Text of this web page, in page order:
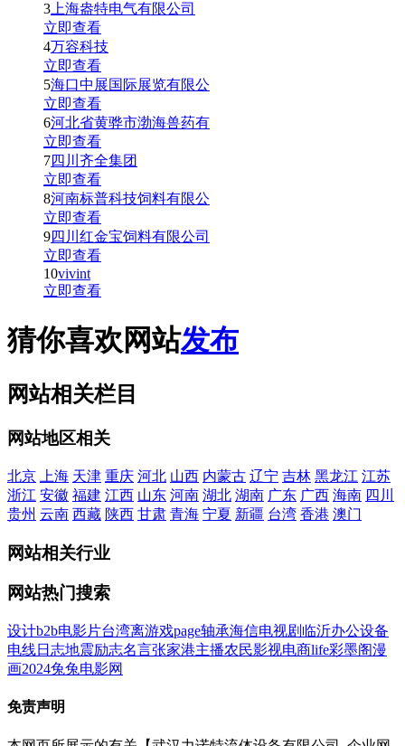
3 上海盎特电气有限公司
立即查看
4万容科技
立即查看
5海口中展国际展览有限公
立即查看
6河北省黄骅市渤海兽药有
立即查看
7四川齐全集团
立即查看
8河南标普科技饲料有限公
立即查看
9四川红金宝饲料有限公司
立即查看
10vivint
立即查看
猜你喜欢网站发布
网站相关栏目
网站地区相关
北京 上海 天津 重庆 河北 山西 内蒙古 辽宁 吉林 黑龙江 江苏
浙江 安徽 福建 江西 山东 河南 湖北 湖南 广东 广西 海南 四川
贵州 云南 西藏 陕西 甘肃 青海 宁夏 新疆 台湾 香港 澳门
网站相关行业
网站热门搜索
设计b2b电影片台湾离游戏page轴承海信电视剧 临沂办公设备
电线日志地震励志名言张家港主播农民影视电商life彩墨阁漫
画2024兔兔电影网
免责声明